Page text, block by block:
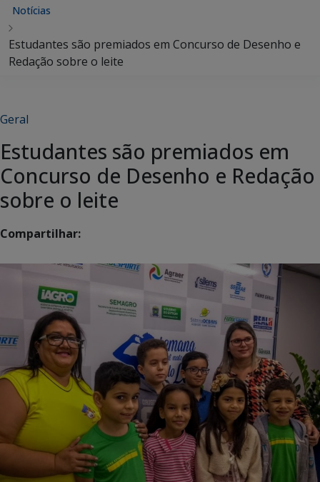
Notícias
Estudantes são premiados em Concurso de Desenho e
Redação sobre o leite
Geral
Estudantes são premiados em
Concurso de Desenho e Redação
sobre o leite
Compartilhar: